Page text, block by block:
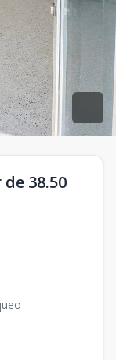
38.50